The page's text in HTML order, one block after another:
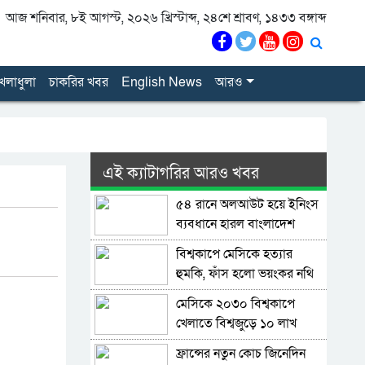
আজ শনিবার, ৮ই আগস্ট, ২০২৬ খ্রিস্টাব্দ, ২৪শে শ্রাবণ, ১৪৩৩ বঙ্গাব্দ
চাকরির খবর English News আরও
এই ক্যাটাগরির আরও খবর
৫৪ রানে অলআউট হয়ে ইনিংস
ব্যবধানে হারল বাংলাদেশ
বিশ্বকাপে মেসিকে হত্যার
হুমকি, ফাঁস হলো ভয়ংকর নথি
মেসিকে ২০৩০ বিশ্বকাপে
খেলাতে বিশ্বজুড়ে ১০ লাখ
স্বাক্ষরের প্রস্তাব
ফ্রান্সের নতুন কোচ জিনেদিন